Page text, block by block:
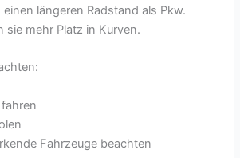
längeren Radstand als Pkw.
sie mehr Platz in Kurven.
Fahrzeuge beachten